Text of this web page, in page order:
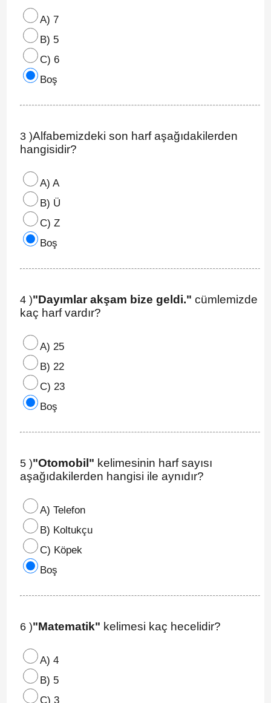
A) 7
B) 5
C) 6
Boş
3 )Alfabemizdeki son harf aşağıdakilerden
hangisidir?
A) A
B) Ü
C) Z
Boş
4 )"Dayımlar akşam bize geldi." cümlemizde
kaç harf vardır?
A) 25
B) 22
C) 23
Boş
5 )"Otomobil" kelimesinin harf sayısı
aşağıdakilerden hangisi ile aynıdır?
A) Telefon
B) Koltukçu
C) Köpek
Boş
6 )"Matematik" kelimesi kaç hecelidir?
A) 4
B) 5
C) 3